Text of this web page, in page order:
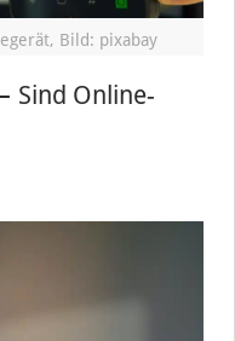
Bild: pixabay
Sind Online-